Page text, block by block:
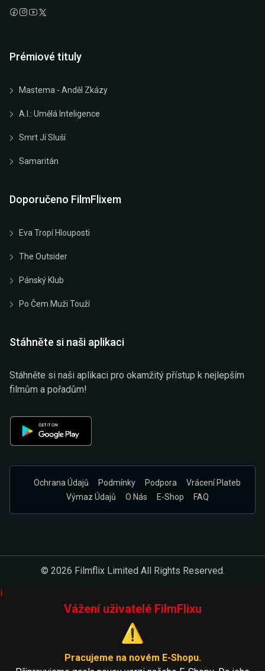
Prémiové tituly
Mastema - Anděl Zkázy
A.I.: Umělá Inteligence
Smrt Jí Sluší
Samaritán
Doporučeno FilmFlixem
Eva Tropí Hlouposti
The Outsider
Pánský Klub
Po Čem Muži Touží
Stáhněte si naši aplikaci
Stáhněte si naši aplikaci pro okamžitý přístup k nejlepším
filmům a pořadům!
Ochrana Údajů Podmínky Podpora
Vrácení Plateb
Výmaz Údajů
O Nás E-Shop FAQ
© 2026 Filmflix Limited All Rights Reserved.
i
Vážení uživatelé FilmFlixu
⚠️
Pracujeme na novém E-Shopu.